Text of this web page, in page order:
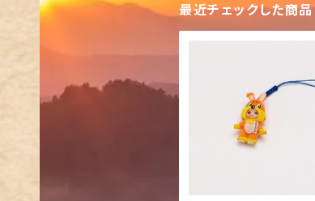
最近チェックした商品